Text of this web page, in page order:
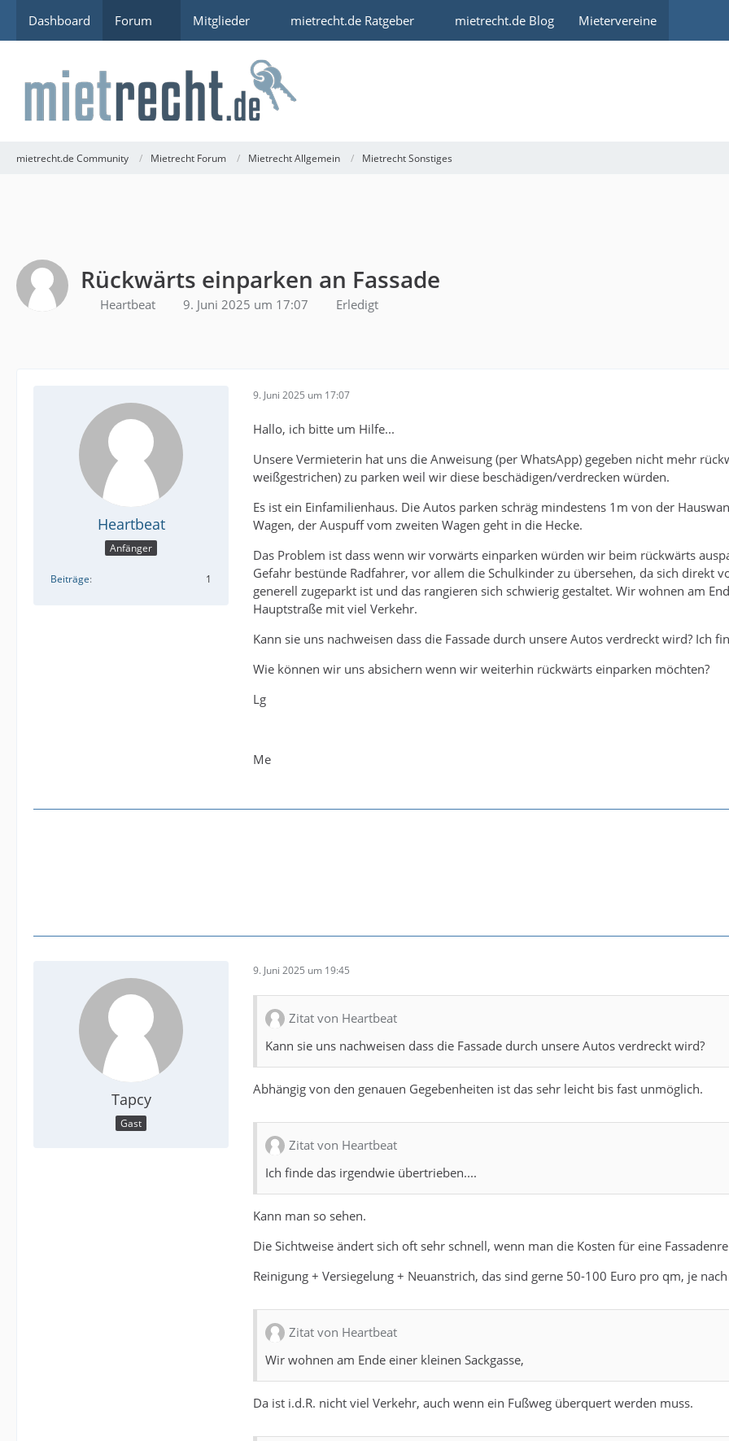
Dashboard Forum Mitglieder mietrecht.de Ratgeber mietrecht.de Blog Mietervereine
mietrecht.de Community Mietrecht Forum Mietrecht Allgemein Mietrecht Sonstiges
Rückwärts einparken an Fassade
Heartbeat 9. Juni 2025 um 17:07 Erledigt
Heartbeat
Anfänger
Beiträge 1
9. Juni 2025 um 17:07
Hallo, ich bitte um Hilfe...
Unsere Vermieterin hat uns die Anweisung (per WhatsApp) gegeben nicht mehr
weißgestrichen) zu parken weil wir diese beschädigen/verdrecken würden.
Es ist ein Einfamilienhaus. Die Autos parken schräg mindestens 1m von der
Wagen, der Auspuff vom zweiten Wagen geht in die Hecke.
Das Problem ist dass wenn wir vorwärts einparken würden wir beim rückwärts
Gefahr bestünde Radfahrer, vor allem die Schulkinder zu übersehen, da sich direkt
generell zugeparkt ist und das rangieren sich schwierig gestaltet. Wir wohnen am
Hauptstraße mit viel Verkehr.
Kann sie uns nachweisen dass die Fassade durch unsere Autos verdreckt wird? Ich
Wie können wir uns absichern wenn wir weiterhin rückwärts einparken möchten?
Lg
Me
Tapcy
Gast
9. Juni 2025 um 19:45
Zitat von Heartbeat
Kann sie uns nachweisen dass die Fassade durch unsere Autos verdreckt wird?
Abhängig von den genauen Gegebenheiten ist das sehr leicht bis fast unmöglich.
Zitat von Heartbeat
Ich finde das irgendwie übertrieben....
Kann man so sehen.
Die Sichtweise ändert sich oft sehr schnell, wenn man die Kosten für eine
Reinigung + Versiegelung + Neuanstrich, das sind gerne 50-100 Euro pro qm, je
Zitat von Heartbeat
Wir wohnen am Ende einer kleinen Sackgasse,
Da ist i.d.R. nicht viel Verkehr, auch wenn ein Fußweg überquert werden muss.